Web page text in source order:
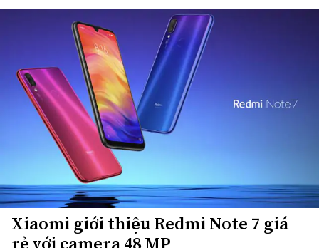
Xiaomi giới thiệu Redmi Note 7 giá